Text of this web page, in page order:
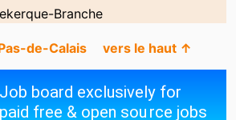
de-Calais vers le haut ↑